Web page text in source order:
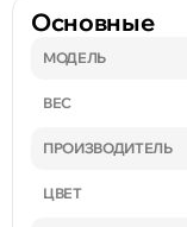
Основные
МОДЕЛЬ
ВЕС
ПРОИЗВОДИТЕЛЬ
ЦВЕТ